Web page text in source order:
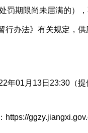
罚期限尚未届满的）
办法》有关规定，供
01月13日23:30（提